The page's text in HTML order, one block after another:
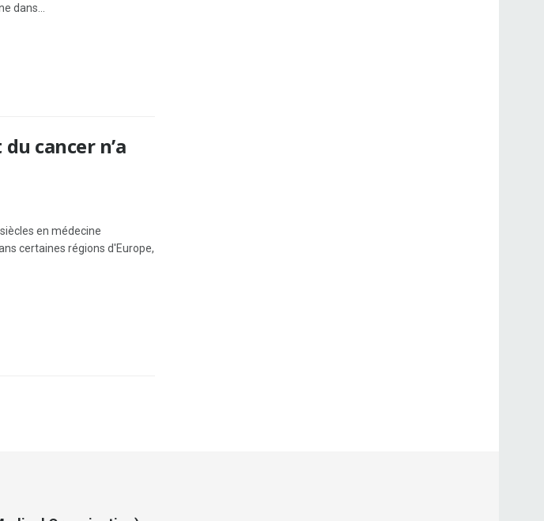
dans...
cancer n’a
en médecine
certaines régions d'Europe,